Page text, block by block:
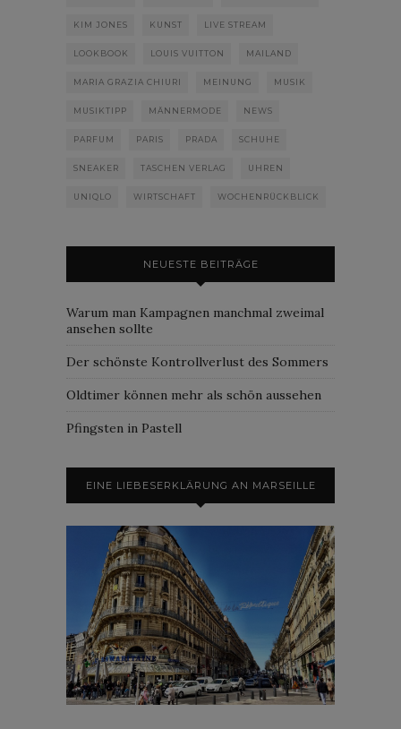
KIM JONES KUNST LIVE STREAM
LOOKBOOK LOUIS VUITTON MAILAND
MARIA GRAZIA CHIURI MEINUNG MUSIK
MUSIKTIPP MÄNNERMODE NEWS
PARFUM PARIS PRADA SCHUHE
SNEAKER TASCHEN VERLAG UHREN
UNIQLO WIRTSCHAFT WOCHENRÜCKBLICK
NEUESTE BEITRÄGE
Warum man Kampagnen manchmal zweimal
ansehen sollte
Der schönste Kontrollverlust des Sommers
Oldtimer können mehr als schön aussehen
Pfingsten in Pastell
EINE LIEBESERKLÄRUNG AN MARSEILLE